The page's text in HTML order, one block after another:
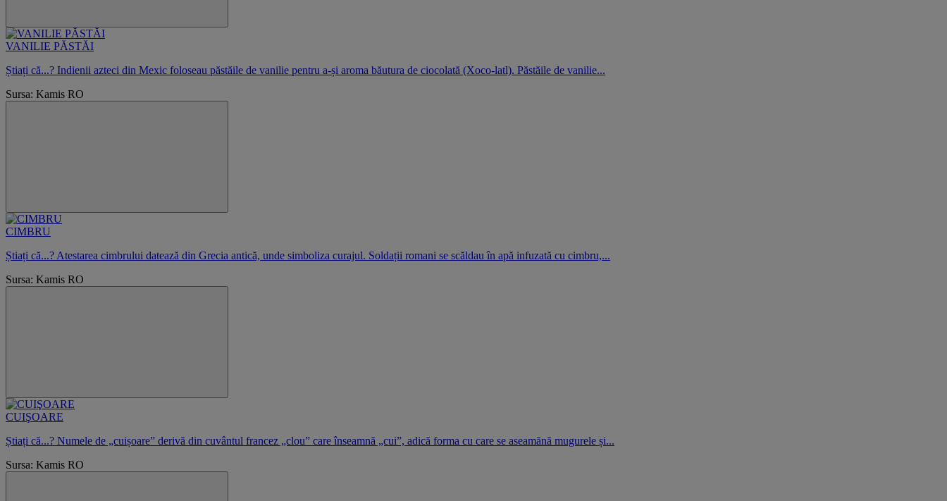
VANILIE PĂSTĂI
Știați că...? Indienii azteci din Mexic foloseau păstăile de vanilie pentru a-și aroma băutura de ciocolată (Xoco-latl). Păstăile de vanilie...
Sursa: Kamis RO
CIMBRU
Știați că...? Atestarea cimbrului datează din Grecia antică, unde simboliza curajul. Soldații romani se scăldau în apă infuzată cu cimbru,...
Sursa: Kamis RO
CUIŞOARE
Știați că...? Numele de „cuișoare” derivă din cuvântul francez „clou” care înseamnă „cui”, adică forma cu care se aseamănă mugurele și...
Sursa: Kamis RO